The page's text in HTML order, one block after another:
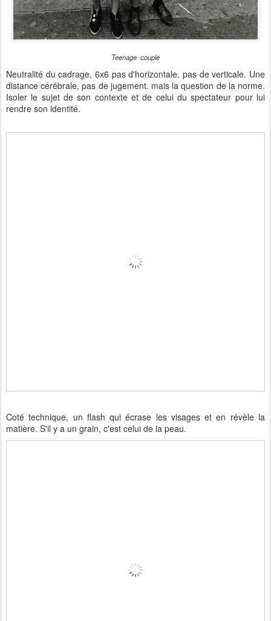
Teenage couple
Neutralité du cadrage, 6x6 pas d'horizontale, pas de verticale. Une
distance cérébrale, pas de jugement. mais la question de la norme.
Isoler le sujet de son contexte et de celui du spectateur pour lui
rendre son identité.
Coté technique, un flash qui écrase les visages et en révèle la
matière. S'il y a un grain, c'est celui de la peau.